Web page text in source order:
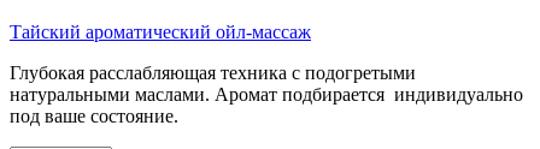
Тайский ароматический ойл-массаж
Глубокая расслабляющая техника с подогретыми
натуральными маслами. Аромат подбирается индивидуально
под ваше состояние.